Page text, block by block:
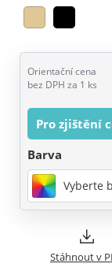
Orientační cena
bez DPH za 1 ks
Pro zjištění
Barva
Vyberte
Stáhnout v